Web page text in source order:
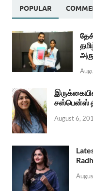
POPULAR
சஸ்பென்ஸ்
August 6,